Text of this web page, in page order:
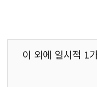
이 외에 일시적 1